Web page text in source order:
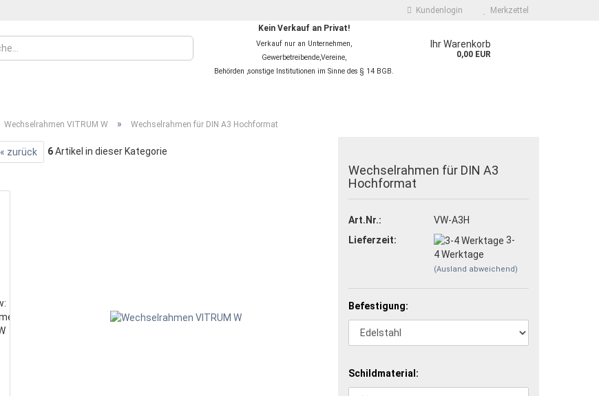
Kundenlogin
Passwort vergessen?
Merkzettel
Kein Verkauf an Privat!
Verkauf nur an Unternehmen,
Gewerbetreibende,Vereine,
Behörden ,sonstige Institutionen im Sinne des § 14 BGB.
Ihr Warenkorb
0,00 EUR
Wechselrahmen VITRUM W » Wechselrahmen für DIN A3 Hochformat
« zurück 6Artikel in dieser Kategorie
Wechselrahmen für DIN A3
Hochformat
Art.Nr.:
VW-A3H
Lieferzeit:
3-
4 Werktage
(Ausland abweichend)
Befestigung:
Schildmaterial: